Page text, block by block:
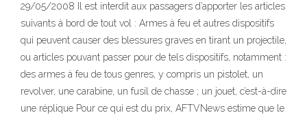
29/05/2008 Il est interdit aux passagers d’apporter les articles
suivants à bord de tout vol : Armes à feu et autres dispositifs
qui peuvent causer des blessures graves en tirant un projectile,
ou articles pouvant passer pour de tels dispositifs, notamment :
des armes à feu de tous genres, y compris un pistolet, un
revolver, une carabine, un fusil de chasse ; un jouet, c’est-à-dire
une réplique Pour ce qui est du prix, AFTVNews estime que le